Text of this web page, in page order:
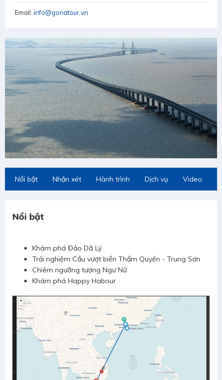
Email: info@gonatour.vn
Nổi bật Nhận xét Hành trình Dịch vụ Video
Nổi bật
Khám phá Đảo Dã Lý
Trải nghiệm Cầu vượt biển Thẩm Quyến - Trung Sơn
Chiêm ngưỡng tượng Ngư Nữ
Khám phá Happy Habour